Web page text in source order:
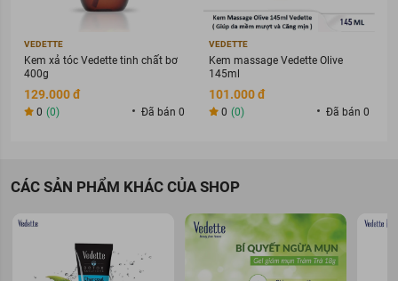
VEDETTE
Kem xả tóc Vedette tinh chất bơ
400g
129.000 đ
0 (0) Đã bán 0
VEDETTE
Kem massage Vedette Olive
145ml
101.000 đ
0 (0) Đã bán 0
CÁC SẢN PHẨM KHÁC CỦA SHOP